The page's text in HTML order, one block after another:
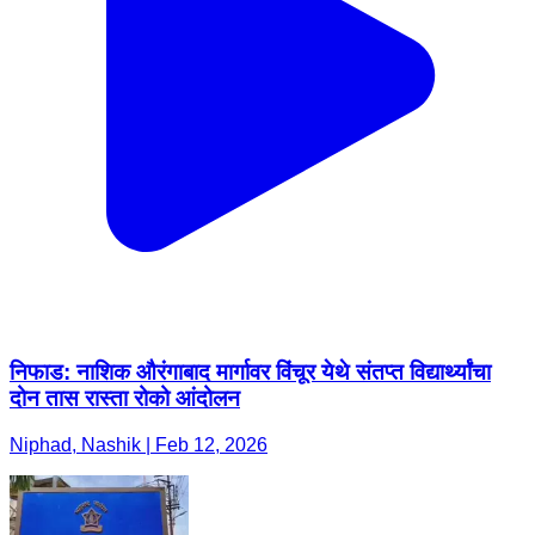
निफाड: नाशिक औरंगाबाद मार्गावर विंचूर येथे संतप्त विद्यार्थ्यांचा
दोन तास रास्ता रोको आंदोलन
Niphad, Nashik | Feb 12, 2026